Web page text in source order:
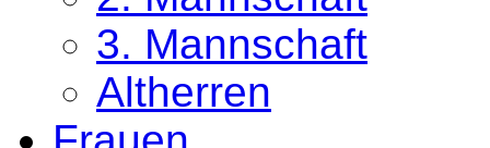
3. Mannschaft
Altherren